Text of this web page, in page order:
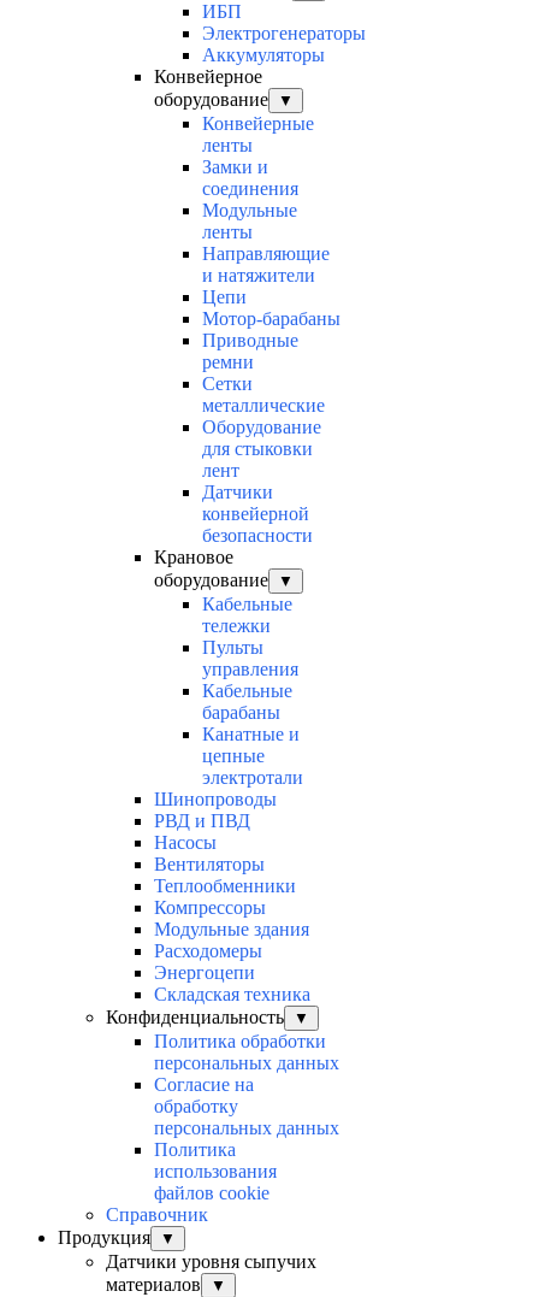
ИБП
Электрогенераторы
Аккумуляторы
Конвейерное
оборудование
▼
Конвейерные
ленты
Замки и
соединения
Модульные
ленты
Направляющие
и натяжители
Цепи
Мотор-барабаны
Приводные
ремни
Сетки
металлические
Оборудование
для стыковки
лент
Датчики
конвейерной
безопасности
Крановое
оборудование
▼
Кабельные
тележки
Пульты
управления
Кабельные
барабаны
Канатные и
цепные
электротали
Шинопроводы
РВД и ПВД
Насосы
Вентиляторы
Теплообменники
Компрессоры
Модульные здания
Расходомеры
Энергоцепи
Складская техника
Конфиденциальность
▼
Политика обработки
персональных данных
Согласие на
обработку
персональных данных
Политика
использования
файлов cookie
Справочник
Продукция
▼
Датчики уровня сыпучих
материалов
▼